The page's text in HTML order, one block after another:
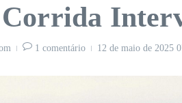
1 comentário 12 de maio de 2025